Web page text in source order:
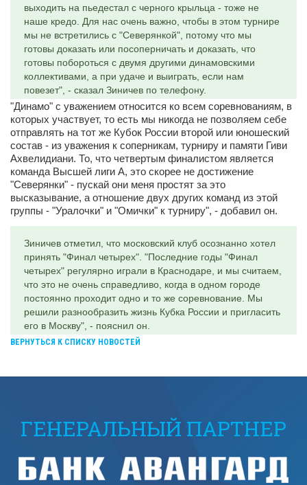
выходить на пьедестал с черного крыльца - тоже не
наше кредо. Для нас очень важно, чтобы в этом турнире
мы не встретились с "Северянкой", потому что мы
готовы доказать или посоперничать и доказать, что
готовы побороться с двумя другими динамовскими
коллективами, а при удаче и выиграть, если нам
повезет", - сказал Зиничев по телефону.
"Динамо" с уважением относится ко всем соревнованиям, в
которых участвует, то есть мы никогда не позволяем себе
отправлять на тот же Кубок России второй или юношеский
состав - из уважения к соперникам, турниру и памяти Гиви
Ахвелидиани. То, что четвертым финалистом является
команда Высшей лиги А, это скорее не достижение
"Северянки" - пускай они меня простят за это
высказывание, а отношение двух других команд из этой
группы - "Уралочки" и "Омички" к турниру", - добавил он.
Зиничев отметил, что московский клуб осознанно хотел
принять "Финал четырех". "Последние годы "Финал
четырех" регулярно играли в Краснодаре, и мы считаем,
что это не очень справедливо, когда в одном городе
постоянно проходит одно и то же соревнование. Мы
решили разнообразить жизнь Кубка России и пригласить
его в Москву", - пояснил он.
ВЕРНУТЬСЯ К СПИСКУ НОВОСТЕЙ
ГЕНЕРАЛЬНЫЙ ПАРТНЕР